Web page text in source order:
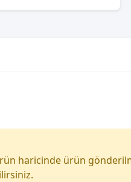
haricinde ürün